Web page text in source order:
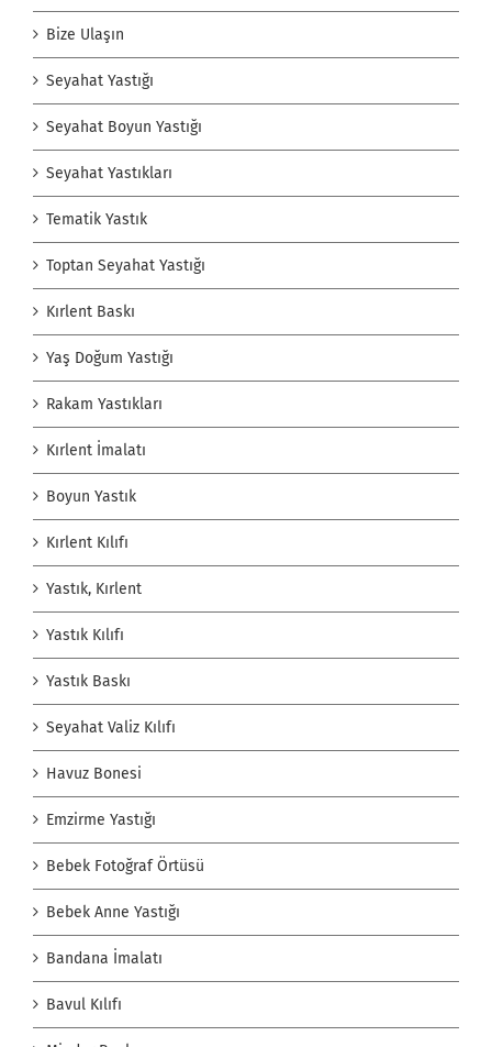
Bize Ulaşın
Seyahat Yastığı
Seyahat Boyun Yastığı
Seyahat Yastıkları
Tematik Yastık
Toptan Seyahat Yastığı
Kırlent Baskı
Yaş Doğum Yastığı
Rakam Yastıkları
Kırlent İmalatı
Boyun Yastık
Kırlent Kılıfı
Yastık, Kırlent
Yastık Kılıfı
Yastık Baskı
Seyahat Valiz Kılıfı
Havuz Bonesi
Emzirme Yastığı
Bebek Fotoğraf Örtüsü
Bebek Anne Yastığı
Bandana İmalatı
Bavul Kılıfı